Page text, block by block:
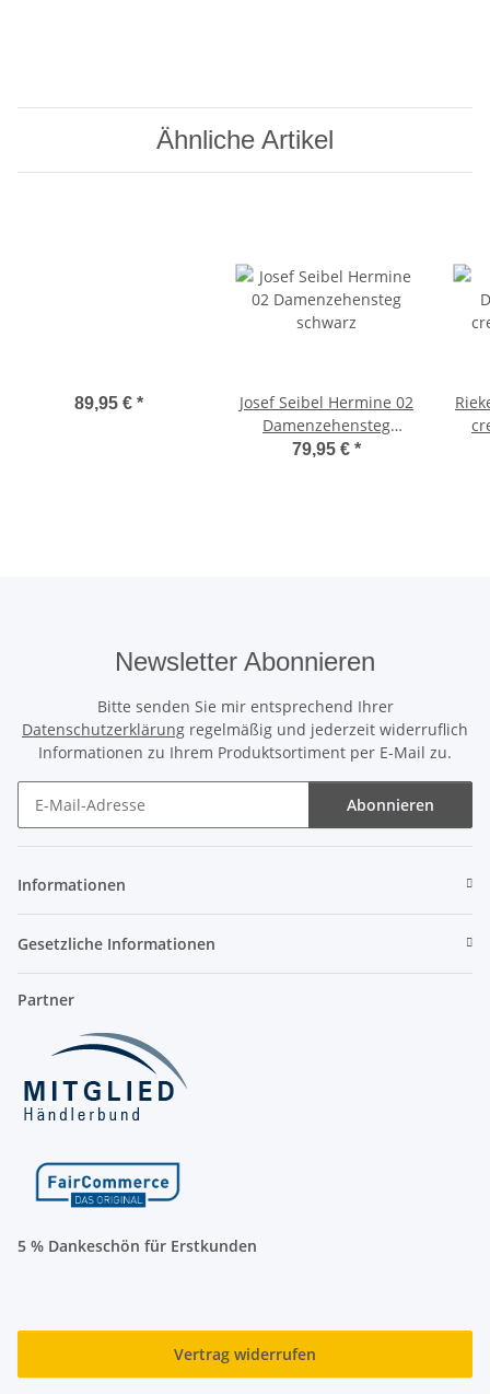
Ähnliche Artikel
89,95 € *
Josef Seibel Hermine 02
Damenzehensteg
schwarz
79,95 € *
Newsletter Abonnieren
Bitte senden Sie mir entsprechend Ihrer
Datenschutzerklärung regelmäßig und jederzeit widerruflich
Informationen zu Ihrem Produktsortiment per E-Mail zu.
Abonnieren
Informationen
Gesetzliche Informationen
Partner
5 % Dankeschön für Erstkunden
Vertrag widerrufen